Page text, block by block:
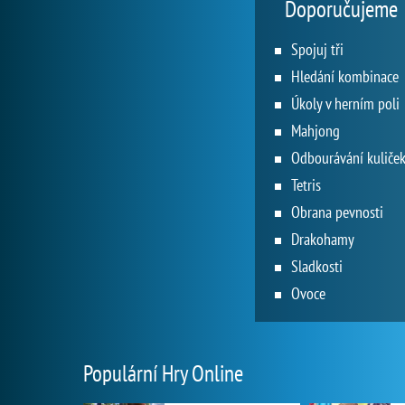
Doporučujeme
Spojuj tři
Hledání kombinace
Úkoly v herním poli
Mahjong
Odbourávání kuliček
Tetris
Obrana pevnosti
Drakohamy
Sladkosti
Ovoce
Populární Hry Online